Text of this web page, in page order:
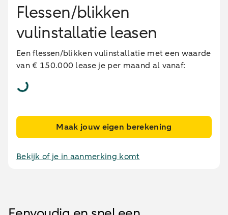
Flessen/blikken
vulinstallatie leasen
Een flessen/blikken vulinstallatie met een waarde
van € 150.000 lease je per maand al vanaf:
Maak jouw eigen berekening
Bekijk of je in aanmerking komt